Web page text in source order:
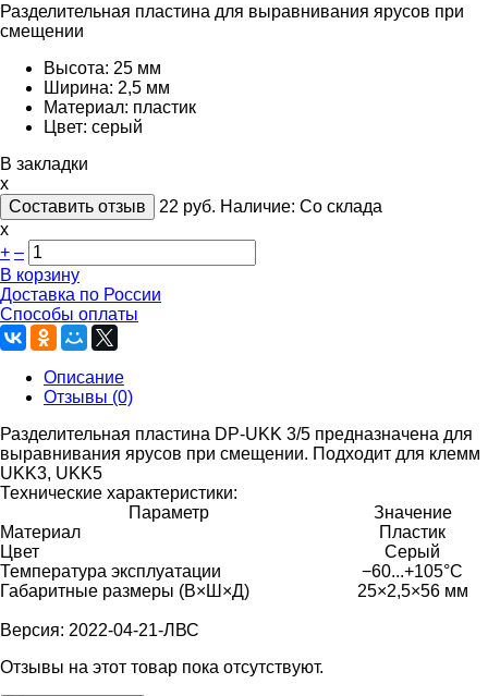
Разделительная пластина для выравнивания ярусов при
смещении
Высота: 25 мм
Ширина: 2,5 мм
Материал: пластик
Цвет: серый
В закладки
x
Составить отзыв
22 руб. Наличие: Со склада
х
+ –
В корзину
Доставка по России
Способы оплаты
Описание
Отзывы (0)
Разделительная пластина DP-UKK 3/5 предназначена для
выравнивания ярусов при смещении. Подходит для клемм
UKK3, UKK5
Технические характеристики:
Параметр
Значение
Материал
Пластик
Цвет
Серый
Температура эксплуатации
−60...+105°C
Габаритные размеры (В× Ш ×Д) 25×2,5×56 мм
Версия: 2022-04-21-ЛВС
Отзывы на этот товар пока отсутствуют.